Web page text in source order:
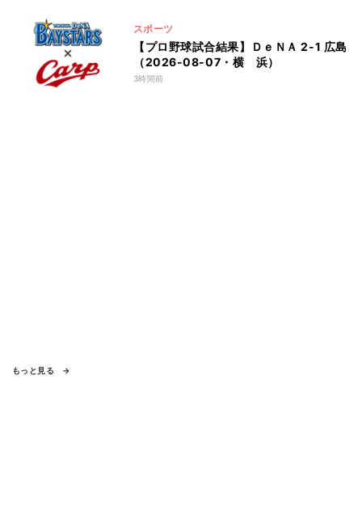
スポーツ
【プロ野球試合結果】ＤｅＮＡ 2-1 広島
（2026-08-07・横 浜）
3時間前
もっと見る